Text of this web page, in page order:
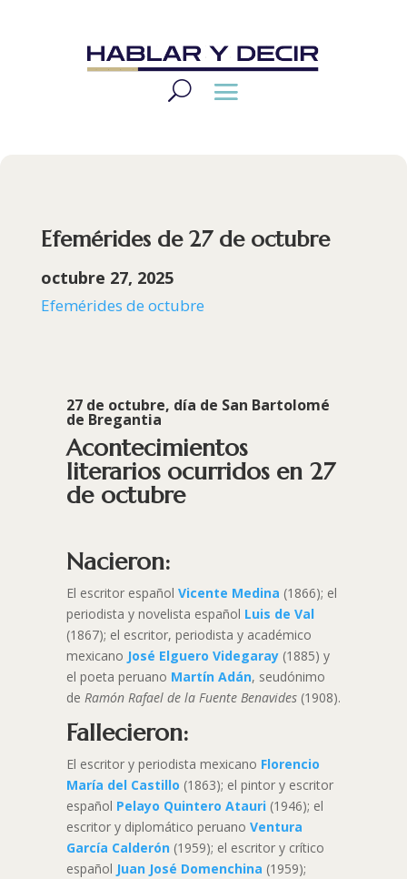
Efemérides de 27 de octubre
octubre 27, 2025
Efemérides de octubre
27 de octubre, día de San Bartolomé
de Bregantia
Acontecimientos
literarios ocurridos en 27
de octubre
Nacieron:
El escritor español Vicente Medina (1866); el
periodista y novelista español Luis de Val
(1867); el escritor, periodista y académico
mexicano José Elguero Videgaray(1885) y
el poeta peruano Martín Adán, seudónimo
de Ramón Rafael de la Fuente Benavides(1908).
Fallecieron:
El escritor y periodista mexicano Florencio
María del Castillo (1863); el pintor y escritor
español Pelayo Quintero Atauri(1946); el
escritor y diplomático peruano Ventura
García Calderón(1959); el escritor y crítico
español Juan José Domenchina (1959);